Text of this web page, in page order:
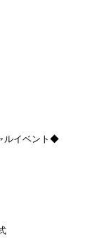
ルイベント◆